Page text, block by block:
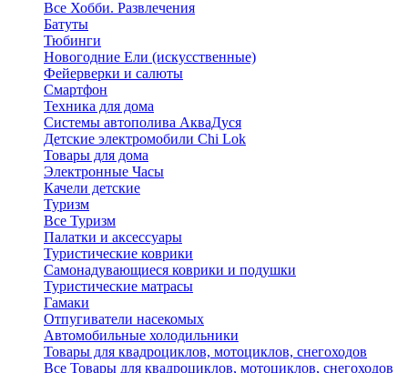
Все Хобби. Развлечения
Батуты
Тюбинги
Новогодние Ели (искусственные)
Фейерверки и салюты
Смартфон
Техника для дома
Системы автополива АкваДуся
Детские электромобили Chi Lok
Товары для дома
Электронные Часы
Качели детские
Туризм
Все Туризм
Палатки и аксессуары
Туристические коврики
Самонадувающиеся коврики и подушки
Туристические матрасы
Гамаки
Отпугиватели насекомых
Автомобильные холодильники
Товары для квадроциклов, мотоциклов, снегоходов
Все Товары для квадроциклов, мотоциклов, снегоходов